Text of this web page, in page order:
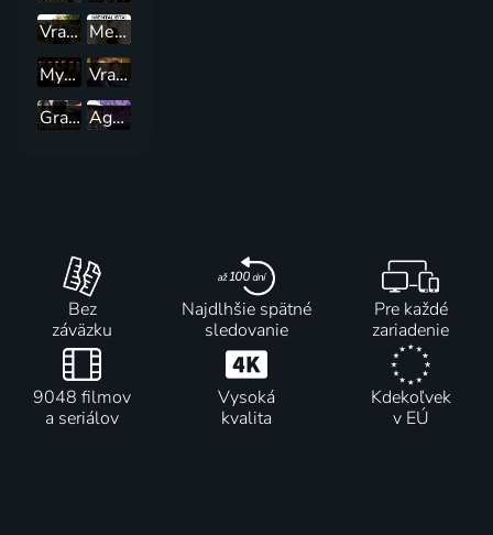
Vraždy v Oxfordu
Mentalista
Myšlienky vraha
Vraždy v Midsomeri
Grantchester
Agatha Christie: Slečna Marpleová
Bez
záväzku
Najdlhšie spätné
sledovanie
Pre každé
zariadenie
9048 filmov
a seriálov
Vysoká
kvalita
Kdekoľvek
v EÚ